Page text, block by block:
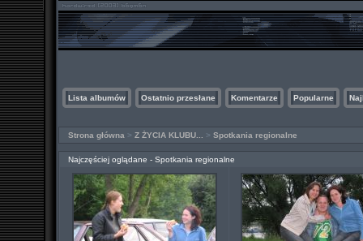
Lista albumów Ostatnio przesłane Komentarze Popularne
Strona główna > Z ŻYCIA KLUBU... > Spotkania regionalne
Najczęściej oglądane - Spotkania regionalne